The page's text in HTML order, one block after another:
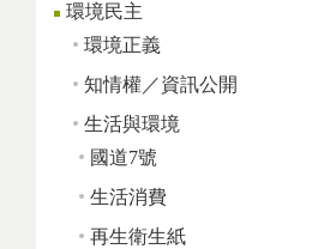
環境民主
環境正義
知情權／資訊公開
生活與環境
國道7號
生活消費
再生衛生紙